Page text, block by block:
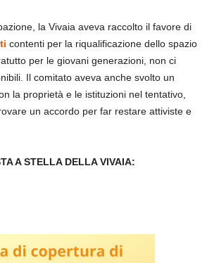
la Vivaia aveva raccolto il favore di
contenti per la riqualificazione dello spazio
per le giovani generazioni, non ci
Il comitato aveva anche svolto un
la proprietà e le istituzioni nel tentativo,
un accordo per far restare attiviste e
A STELLA DELLA VIVAIA: